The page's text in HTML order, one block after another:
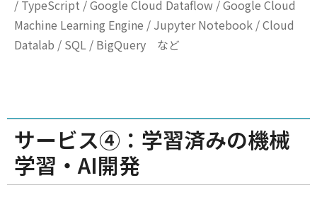
/ TypeScript / Google Cloud Dataflow / Google Cloud
Machine Learning Engine / Jupyter Notebook / Cloud
Datalab / SQL / BigQuery など
サービス④：学習済みの機械
学習・AI開発